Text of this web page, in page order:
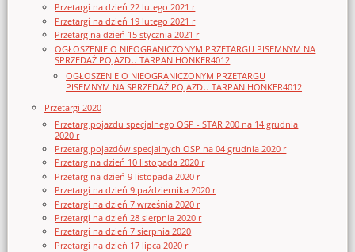
Przetargi na dzień 22 lutego 2021 r
Przetargi na dzień 19 lutego 2021 r
Przetarg na dzień 15 stycznia 2021 r
OGŁOSZENIE O NIEOGRANICZONYM PRZETARGU PISEMNYM NA
SPRZEDAŻ POJAZDU TARPAN HONKER4012
OGŁOSZENIE O NIEOGRANICZONYM PRZETARGU
PISEMNYM NA SPRZEDAŻ POJAZDU TARPAN HONKER4012
Przetargi 2020
Przetarg pojazdu specjalnego OSP - STAR 200 na 14 grudnia
2020 r
Przetarg pojazdów specjalnych OSP na 04 grudnia 2020 r
Przetarg na dzień 10 listopada 2020 r
Przetarg na dzień 9 listopada 2020 r
Przetargi na dzień 9 października 2020 r
Przetargi na dzień 7 września 2020 r
Przetargi na dzień 28 sierpnia 2020 r
Przetargi na dzień 7 sierpnia 2020
Przetargi na dzień 17 lipca 2020 r